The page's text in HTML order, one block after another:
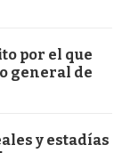
por el que
general de
y estadías